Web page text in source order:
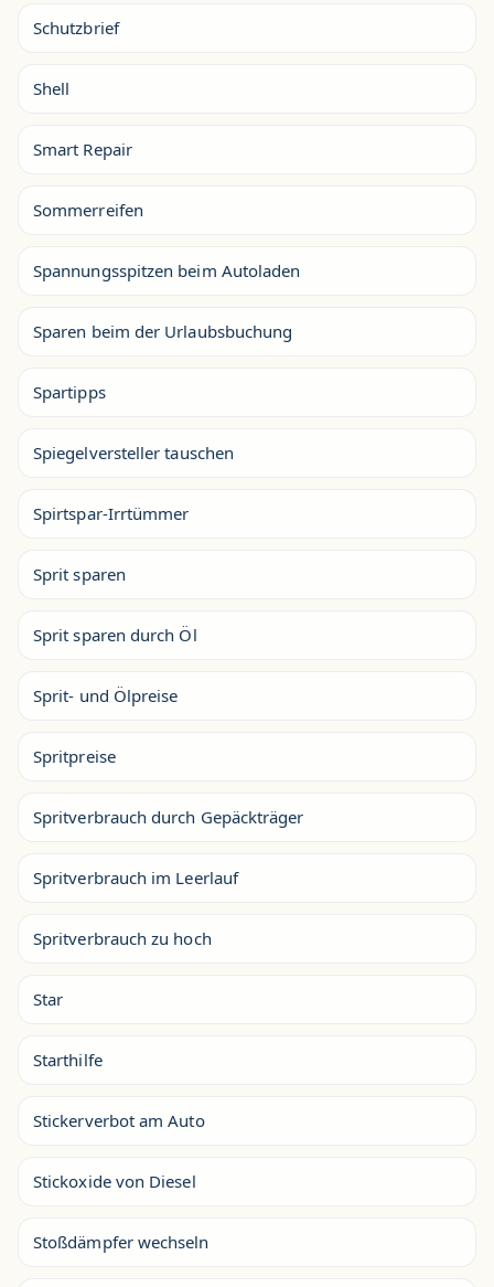
Schutzbrief
Shell
Smart Repair
Sommerreifen
Spannungsspitzen beim Autoladen
Sparen beim der Urlaubsbuchung
Spartipps
Spiegelversteller tauschen
Spirtspar-Irrtümmer
Sprit sparen
Sprit sparen durch Öl
Sprit- und Ölpreise
Spritpreise
Spritverbrauch durch Gepäckträger
Spritverbrauch im Leerlauf
Spritverbrauch zu hoch
Star
Starthilfe
Stickerverbot am Auto
Stickoxide von Diesel
Stoßdämpfer wechseln